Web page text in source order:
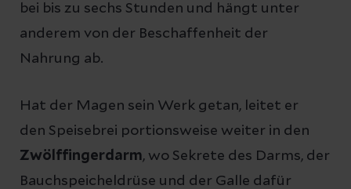
bei bis zu sechs Stunden und hängt unter
anderem von der Beschaffenheit der
Nahrung ab.
Hat der Magen sein Werk getan, leitet er
den Speisebrei portionsweise weiter in den
Zwölffingerdarm, wo Sekrete des Darms, der
Bauchspeicheldrüse und der Galle dafür